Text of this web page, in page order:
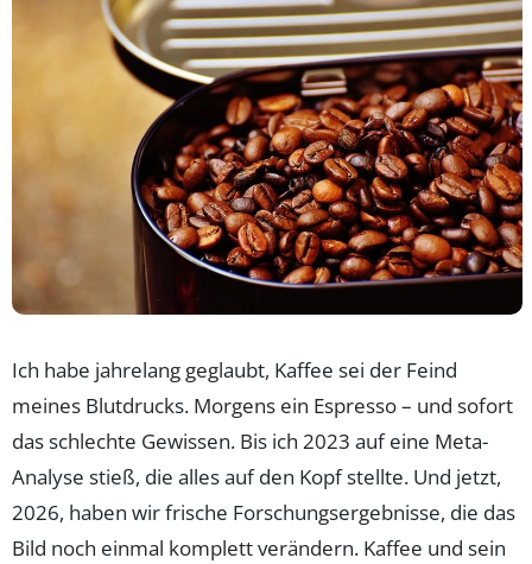
Ich habe jahrelang geglaubt, Kaffee sei der Feind
meines Blutdrucks. Morgens ein Espresso – und sofort
das schlechte Gewissen. Bis ich 2023 auf eine Meta-
Analyse stieß, die alles auf den Kopf stellte. Und jetzt,
2026, haben wir frische Forschungsergebnisse, die das
Bild noch einmal komplett verändern. Kaffee und sein